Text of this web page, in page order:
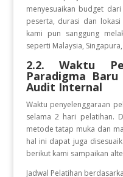
menyesuaikan budget
peserta, durasi dan
kami pun sanggung
seperti Malaysia,
2.2. Waktu
Paradigma
Audit Internal
Waktu penyelenggaraan
selama 2 hari pelatihan.
metode tatap muka dan
hal ini dapat juga
berikut kami sampaikan
Jadwal Pelatihan